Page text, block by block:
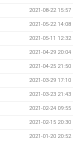
2021-08-22 15:57
2021-05-22 14:08
2021-05-11 12:32
2021-04-29 20:04
2021-04-25 21:50
2021-03-29 17:10
2021-03-23 21:43
2021-02-24 09:55
2021-02-15 20:30
2021-01-20 20:52